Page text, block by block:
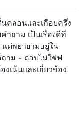
คลอนและเกือบครึ่ง
ำถาม เป็นเรื่องดีที่
ต่พยายามอยู่ใน
าม - ตอบไม่ใช่ฟ
เน้นและเกี่ยวข้อง